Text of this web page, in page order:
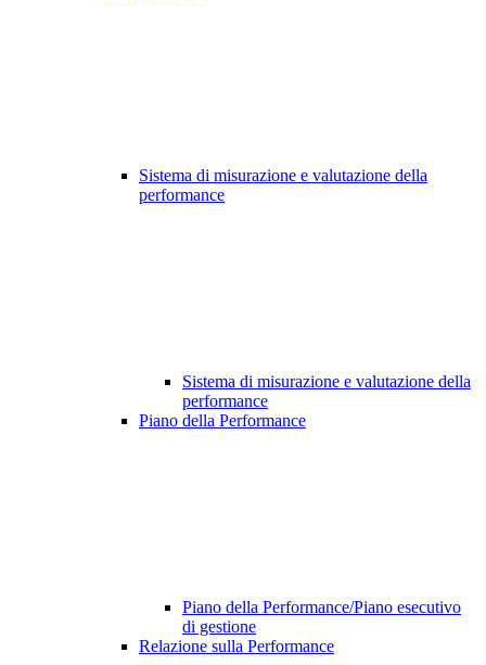
Sistema di misurazione e valutazione della
performance
Sistema di misurazione e valutazione della
performance
Piano della Performance
Piano della Performance/Piano esecutivo
di gestione
Relazione sulla Performance